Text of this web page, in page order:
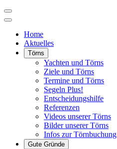
Home
Aktuelles
Törns
Yachten und Törns
Ziele und Törns
Termine und Törns
Segeln Plus!
Entscheidungshilfe
Referenzen
Videos unserer Törns
Bilder unserer Törns
Infos zur Törnbuchung
Gute Gründe